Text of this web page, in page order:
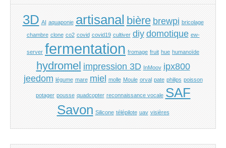
3D AI aquaponie artisanal bière brewpi bricolage
chambre clone co2 covid covid19 cultiver diy domotique ew-
server fermentation fromage fruit hue humanoïde
hydromel impression 3D InMoov ipx800
jeedom légume mare miel molle Moule orval pate philips poisson
potager pousse quadcopter reconnaissance vocale SAF
Savon Silicone télépilote uav visières